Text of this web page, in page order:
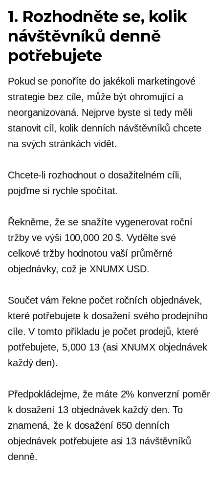
1. Rozhodněte se, kolik
návštěvníků denně
potřebujete
Pokud se ponoříte do jakékoli marketingové
strategie bez cíle, může být ohromující a
neorganizovaná. Nejprve byste si tedy měli
stanovit cíl, kolik denních návštěvníků chcete
na svých stránkách vidět.
Chcete-li rozhodnout o dosažitelném cíli,
pojďme si rychle spočítat.
Řekněme, že se snažíte vygenerovat roční
tržby ve výši 100,000 20 $. Vydělte své
celkové tržby hodnotou vaší průměrné
objednávky, což je XNUMX USD.
Součet vám řekne počet ročních objednávek,
které potřebujete k dosažení svého prodejního
cíle. V tomto příkladu je počet prodejů, které
potřebujete, 5,000 13 (asi XNUMX objednávek
každý den).
Předpokládejme, že máte 2% konverzní poměr
k dosažení 13 objednávek každý den. To
znamená, že k dosažení 650 denních
objednávek potřebujete asi 13 návštěvníků
denně.